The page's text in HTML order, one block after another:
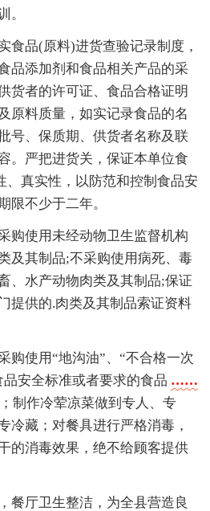
。
食品(原料)进货查验记录制度，
品添加剂和食品相关产品的采
货者的许可证、食品合格证明
原料质量，如实记录食品的名
号、保质期、供货者名称及联
。严把进货关，保证本单位食
、真实性，以防范和控制食品安
限不少于二年。
购使用未经动物卫生监督机构
及其制品;不采购使用病死、毒
、水产动物肉类及其制品;保证
提供的.肉类及其制品索证资料
购使用“地沟油”、“不合格一次
安全标准或者要求的食品 ……
；制作冷荤凉菜做到专人、专
冷藏；对餐具进行严格消毒，
的消毒效果，绝不给顾客提供
餐厅卫生整洁，为全县营造良